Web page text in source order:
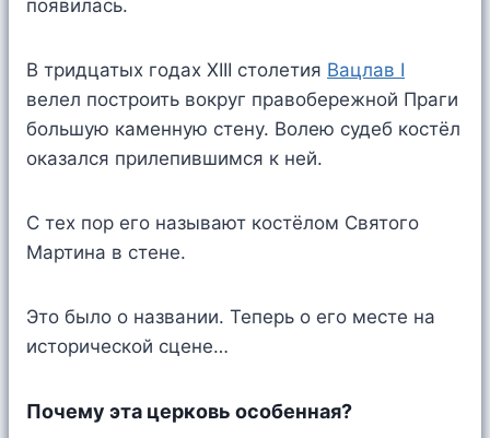
появилась.
В тридцатых годах XIII столетия Вацлав I
велел построить вокруг правобережной Праги
большую каменную стену. Волею судеб костёл
оказался прилепившимся к ней.
С тех пор его называют костёлом Святого
Мартина в стене.
Это было о названии. Теперь о его месте на
исторической сцене…
Почему эта церковь особенная?